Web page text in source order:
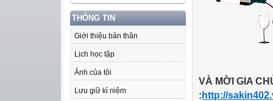
THÔNG TIN
Giới thiệu bản thân
Lịch học tập
Ảnh của tôi
Lưu giữ kỉ niệm
VÀ MỜI GIA
: http://